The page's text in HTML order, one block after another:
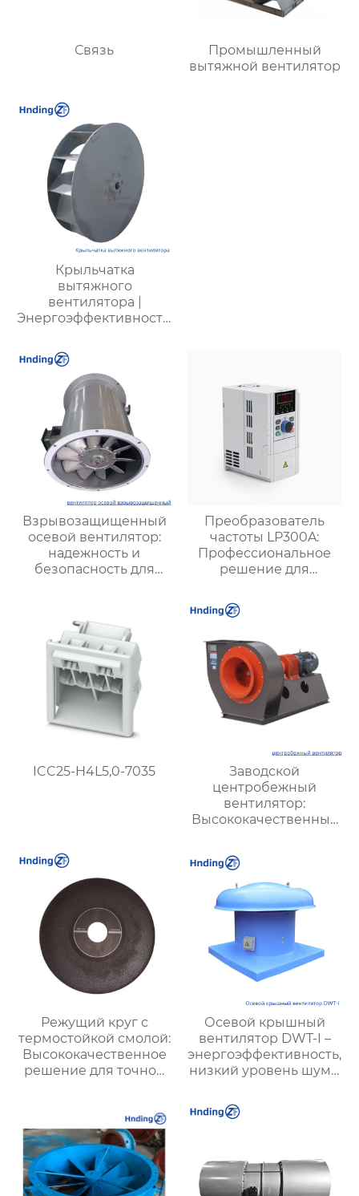
Связь
Промышленный
вытяжной вентилятор
Крыльчатка
вытяжного
вентилятора |
Энергоэффективность,
долговечность
Взрывозащищенный
осевой вентилятор:
надежность и
безопасность для
Преобразователь
частоты LP300A:
Профессиональное
решение для
автоматизации
ICC25-H4L5,0-7035
Заводской
центробежный
вентилятор:
Высококачественные
эффективной
вентиляции на
производстве
Режущий круг с
термостойкой смолой:
Высококачественное
решение для точной
условиях
Осевой крышный
вентилятор DWT-I –
энергоэффективность,
низкий уровень шума,
безопасность и
взрывозащита